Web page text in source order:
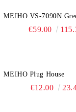
MEIHO VS-7090N
€59.00
MEIHO Plug House
€12.00